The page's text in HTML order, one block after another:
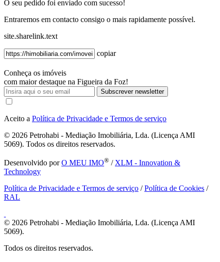
O seu pedido foi enviado com sucesso!
Entraremos em contacto consigo o mais rapidamente possível.
site.sharelink.text
copiar
Conheça os imóveis
com maior destaque na Figueira da Foz!
Subscrever newsletter
Aceito a Política de Privacidade e Termos de serviço
© 2026 Petrohabi - Mediação Imobiliária, Lda. (Licença AMI
5069). Todos os direitos reservados.
Desenvolvido porO MEU IMO® / XLM - Innovation &
Technology
Política de Privacidade e Termos de serviço /Política de Cookies /
RAL
© 2026 Petrohabi - Mediação Imobiliária, Lda. (Licença AMI
5069).
Todos os direitos reservados.